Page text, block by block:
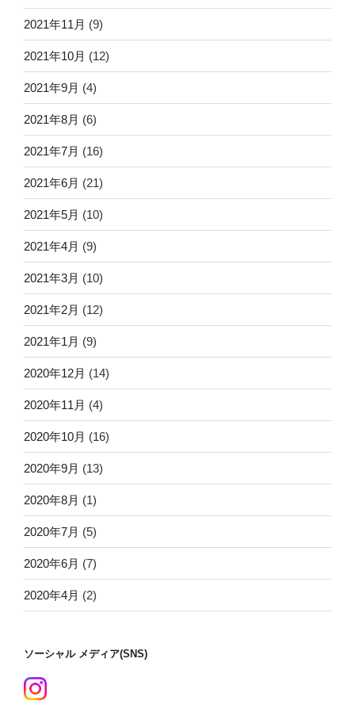
2021年11月 (9)
2021年10月 (12)
2021年9月 (4)
2021年8月 (6)
2021年7月 (16)
2021年6月 (21)
2021年5月 (10)
2021年4月 (9)
2021年3月 (10)
2021年2月 (12)
2021年1月 (9)
2020年12月 (14)
2020年11月 (4)
2020年10月 (16)
2020年9月 (13)
2020年8月 (1)
2020年7月 (5)
2020年6月 (7)
2020年4月 (2)
ソーシャル メディア(SNS)